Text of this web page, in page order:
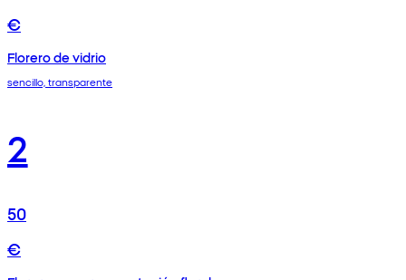
€
Florero de vidrio
sencillo, transparente
2
50
€